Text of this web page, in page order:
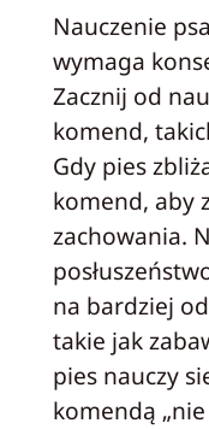
Nauczenie
wymaga
Zacznij od
komend,
Gdy pies
komend, aby
zachowania.
na bardziej
takie jak
pies nauczy
komendą